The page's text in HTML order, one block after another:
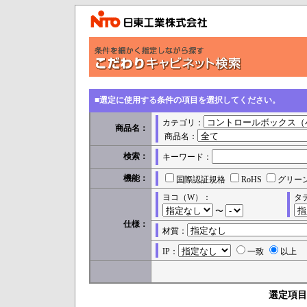
■選定に使用する条件の項目を選択してください。
商品名：
カテゴリ：
商品名：
検索： キーワード：
機能： 国際認証規格 RoHS グリー
仕様：
ヨコ（W）：
〜
タ
材質：
IP： 一致 以上
選定項